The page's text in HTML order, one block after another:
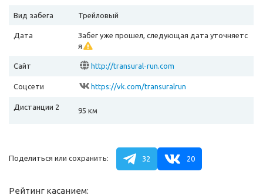
Вид забега Трейловый
Дата
Забег уже прошел, следующая дата уточняетс
я
Сайт http://transural-run.com
Соцсети https://vk.com/transuralrun
Дистанции 2 95 км
Поделиться или сохранить: 32 20
Рейтинг касанием: